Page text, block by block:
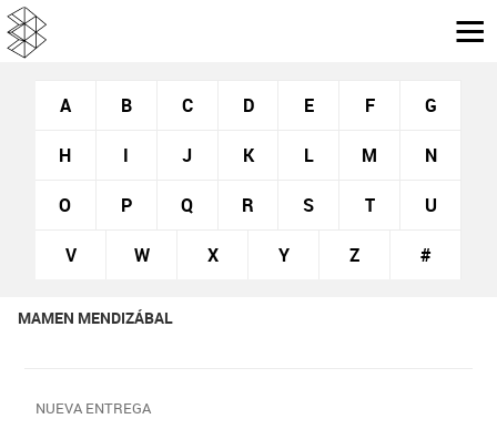
A B C D E F G
H I J K L M N
O P Q R S T U
V W X Y Z #
MAMEN MENDIZÁBAL
NUEVA ENTREGA